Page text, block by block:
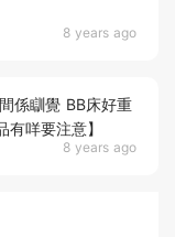
8 years ago
8 years ago
係瞓覺 BB床好重
咩要注意】